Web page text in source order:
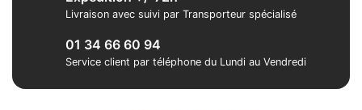
Livraison avec suivi par Transporteur spécialisé
01 34 66 60 94
Service client par téléphone du Lundi au Vendredi